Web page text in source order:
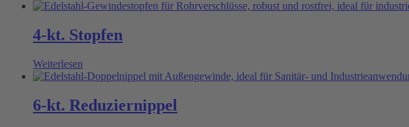
4-kt. Stopfen
Weiterlesen
6-kt. Reduziernippel